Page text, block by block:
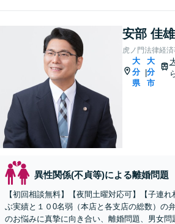
安部 佳雄
虎ノ門法律経
大
分
県
|
大
分
市
異性関係(不貞等)による離婚問題
【初回相談無料】【夜間土曜対応可】【子連
ぶ実績と１０0名弱（本店と各支店の総数）の
のお悩みに真摯に向き合い、離婚問題、男女問